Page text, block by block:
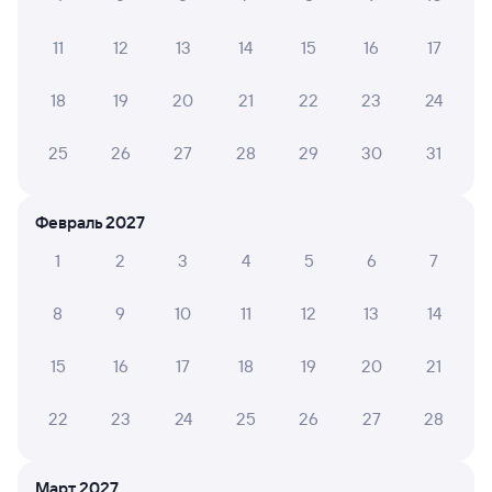
от
Найдём билет на поезд за вас
Отели в Москве Все
11 12 13 14 15 16 17
18 19 20 21 22 23 24
25 26 27 28 29 30 31
Февраль 2027
1
2 3 4 5 6 7
8 9 10 11 12 13 14
15 16 17 18 19 20 21
22 23 24 25 26 27 28